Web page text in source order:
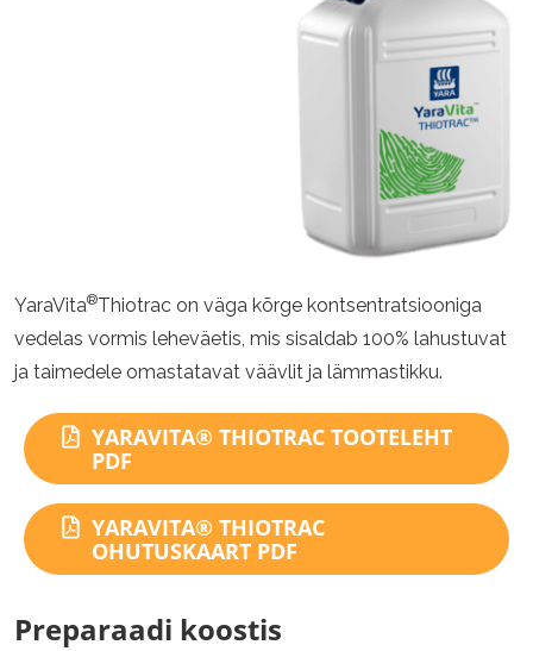
YaraVita®Thiotrac on väga kõrge kontsentratsiooniga
vedelas vormis leheväetis, mis sisaldab 100% lahustuvat
ja taimedele omastatavat väävlit ja lämmastikku.
YARAVITA® THIOTRAC TOOTELEHT
PDF
YARAVITA® THIOTRAC
OHUTUSKAART PDF
Preparaadi koostis